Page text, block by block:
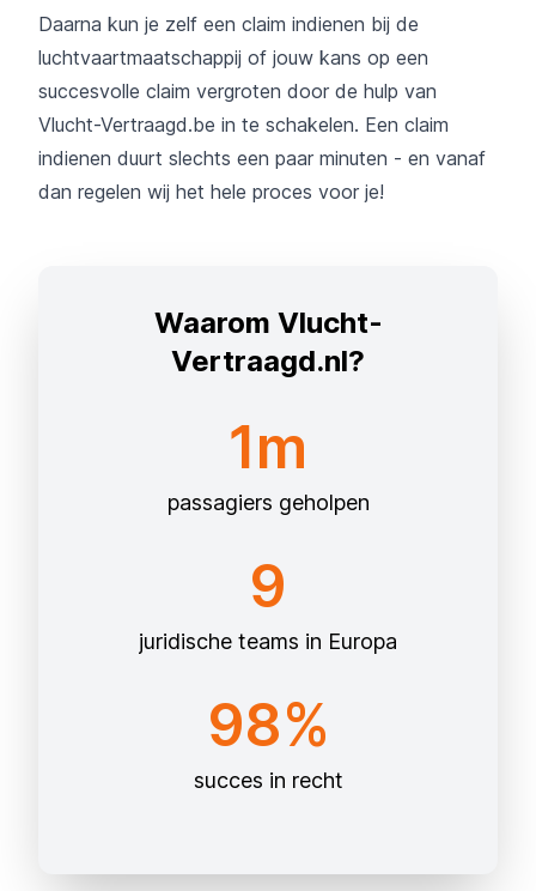
Daarna kun je zelf een claim indienen bij de
luchtvaartmaatschappij of jouw kans op een
succesvolle claim vergroten door de hulp van
Vlucht-Vertraagd.be in te schakelen. Een claim
indienen duurt slechts een paar minuten - en vanaf
dan regelen wij het hele proces voor je!
Waarom Vlucht-
Vertraagd.nl?
1m
passagiers geholpen
9
juridische teams in Europa
98%
succes in recht